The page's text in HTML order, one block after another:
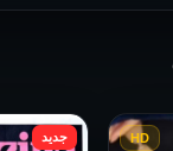
HD جديد